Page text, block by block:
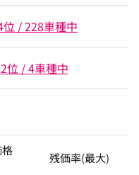
位 / 228車種中
2位 / 4車種中
残価率(最大)